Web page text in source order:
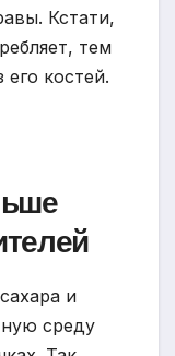
Кстати,
тем
костей.
и
среду